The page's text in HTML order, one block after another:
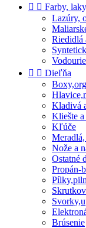
  Farby,
Lazúry,
Riedidlá
  Dieľňa
Kladivá
Kliešte
Kľúče
Nože a
Ostatné
Propán-
Brúsenie